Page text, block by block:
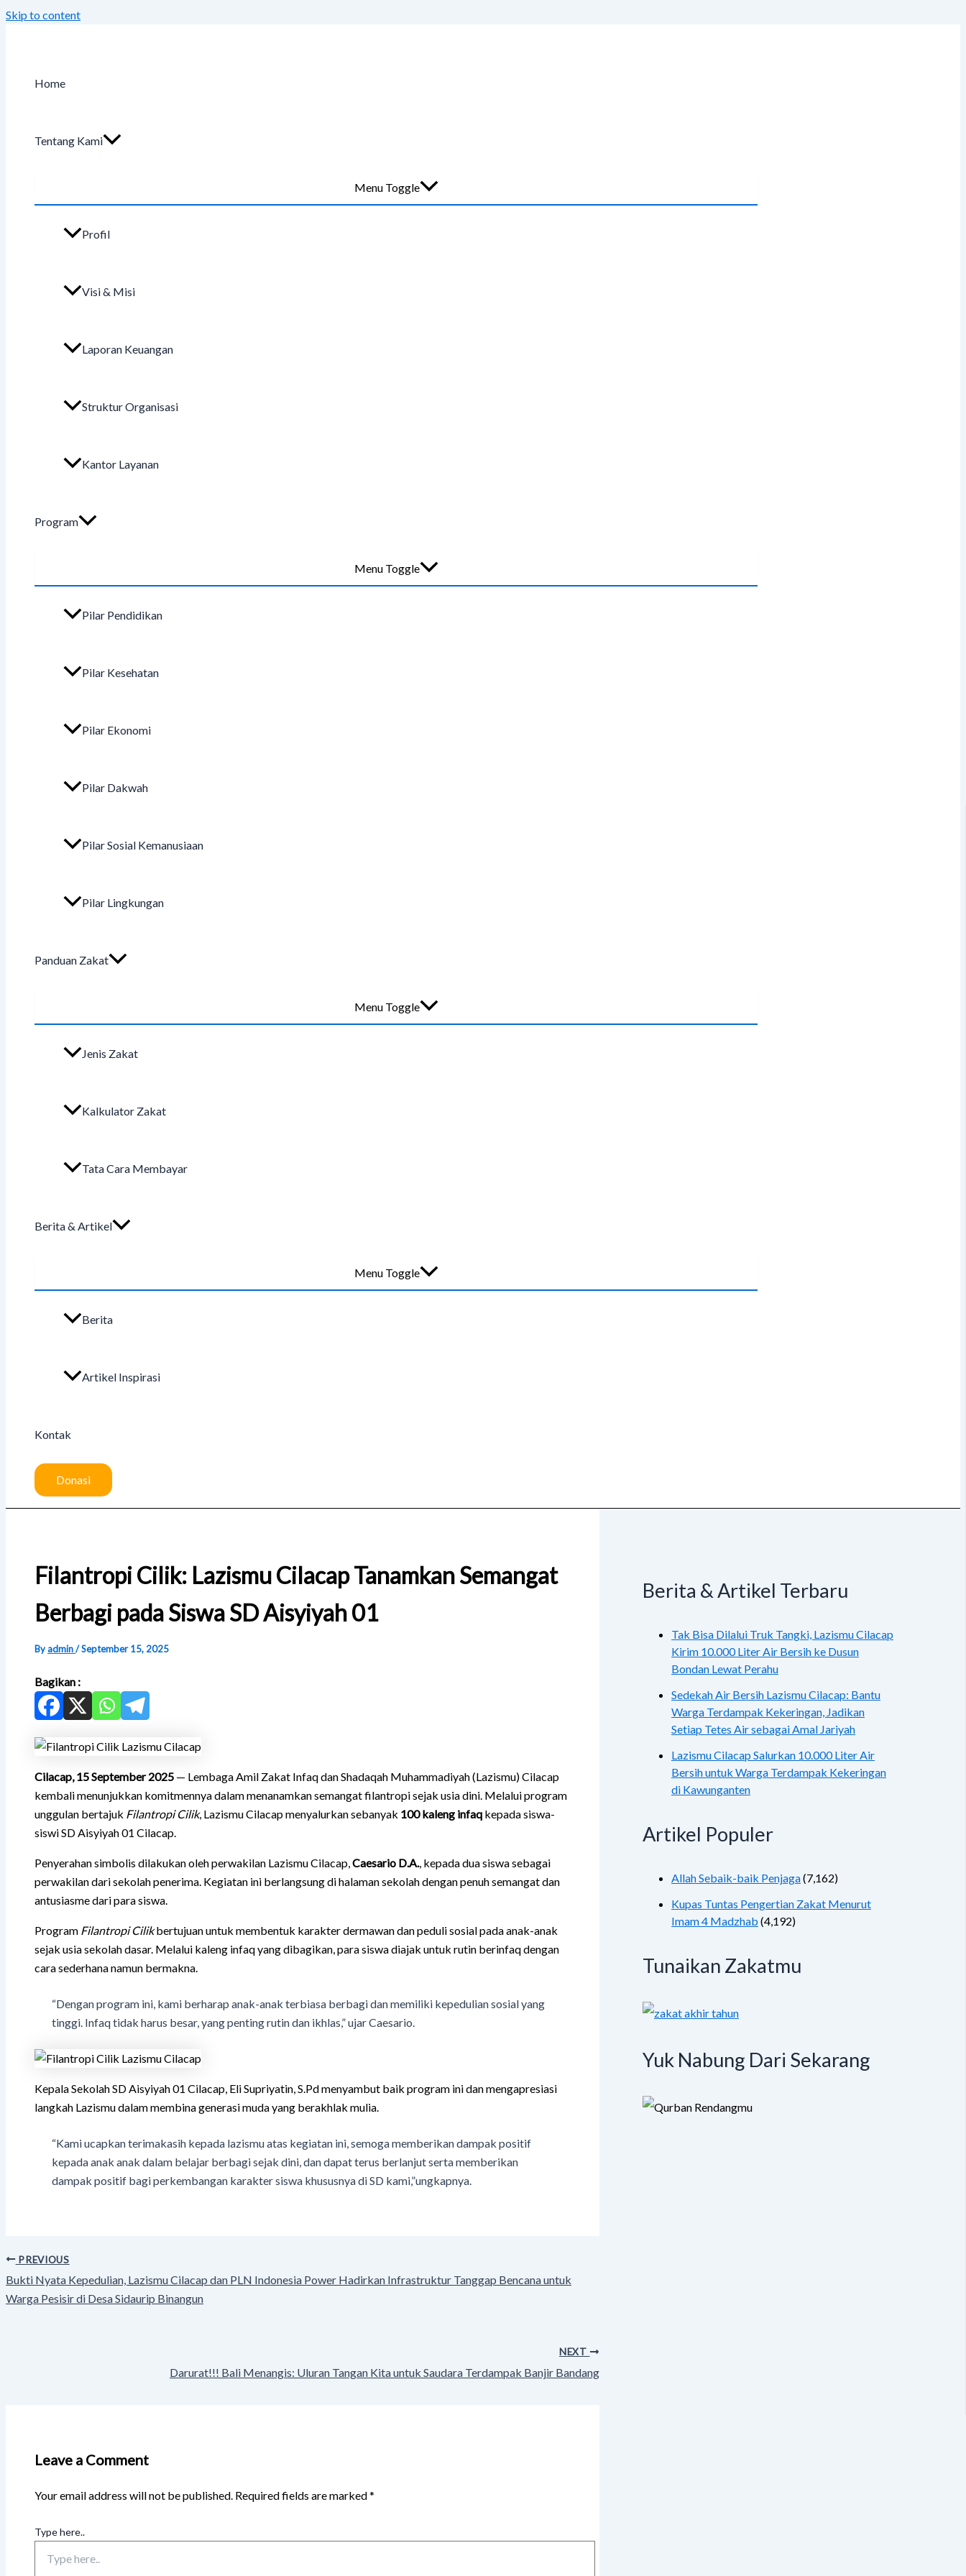
Skip to content
Home
Tentang Kami
Menu Toggle
Profil
Visi & Misi
Laporan Keuangan
Struktur Organisasi
Kantor Layanan
Program
Menu Toggle
Pilar Pendidikan
Pilar Kesehatan
Pilar Ekonomi
Pilar Dakwah
Pilar Sosial Kemanusiaan
Pilar Lingkungan
Panduan Zakat
Menu Toggle
Jenis Zakat
Kalkulator Zakat
Tata Cara Membayar
Berita & Artikel
Menu Toggle
Berita
Artikel Inspirasi
Kontak
Donasi
Filantropi Cilik: Lazismu Cilacap Tanamkan Semangat
Berbagi pada Siswa SD Aisyiyah 01
By admin/September 15, 2025
Bagikan :
Cilacap, 15 September 2025 — Lembaga Amil Zakat Infaq dan Shadaqah Muhammadiyah (Lazismu) Cilacap
kembali menunjukkan komitmennya dalam menanamkan semangat filantropi sejak usia dini. Melalui program
unggulan bertajuk Filantropi Cilik, Lazismu Cilacap menyalurkan sebanyak 100 kaleng infaq kepada siswa-
siswi SD Aisyiyah 01 Cilacap.
Penyerahan simbolis dilakukan oleh perwakilan Lazismu Cilacap, Caesario D.A. , kepada dua siswa sebagai
perwakilan dari sekolah penerima. Kegiatan ini berlangsung di halaman sekolah dengan penuh semangat dan
antusiasme dari para siswa.
Program Filantropi Cilikbertujuan untuk membentuk karakter dermawan dan peduli sosial pada anak-anak
sejak usia sekolah dasar. Melalui kaleng infaq yang dibagikan, para siswa diajak untuk rutin berinfaq dengan
cara sederhana namun bermakna.
“Dengan program ini, kami berharap anak-anak terbiasa berbagi dan memiliki kepedulian sosial yang
tinggi. Infaq tidak harus besar, yang penting rutin dan ikhlas,” ujar Caesario.
Kepala Sekolah SD Aisyiyah 01 Cilacap, Eli Supriyatin, S.Pd menyambut baik program ini dan mengapresiasi
langkah Lazismu dalam membina generasi muda yang berakhlak mulia.
“Kami ucapkan terimakasih kepada lazismu atas kegiatan ini, semoga memberikan dampak positif
kepada anak anak dalam belajar berbagi sejak dini, dan dapat terus berlanjut serta memberikan
dampak positif bagi perkembangan karakter siswa khususnya di SD kami,”ungkapnya.
PREVIOUS
Bukti Nyata Kepedulian, Lazismu Cilacap dan PLN Indonesia Power Hadirkan Infrastruktur Tanggap Bencana untuk
Warga Pesisir di Desa Sidaurip Binangun
NEXT
Darurat!!! Bali Menangis: Uluran Tangan Kita untuk Saudara Terdampak Banjir Bandang
Leave a Comment
Your email address will not be published. Required fields are marked*
Type here..
Berita & Artikel Terbaru
Tak Bisa Dilalui Truk Tangki, Lazismu Cilacap
Kirim 10.000 Liter Air Bersih ke Dusun
Bondan Lewat Perahu
Sedekah Air Bersih Lazismu Cilacap: Bantu
Warga Terdampak Kekeringan, Jadikan
Setiap Tetes Air sebagai Amal Jariyah
Lazismu Cilacap Salurkan 10.000 Liter Air
Bersih untuk Warga Terdampak Kekeringan
di Kawunganten
Artikel Populer
Allah Sebaik-baik Penjaga(7,162)
Kupas Tuntas Pengertian Zakat Menurut
Imam 4 Madzhab (4,192)
Tunaikan Zakatmu
Yuk Nabung Dari Sekarang